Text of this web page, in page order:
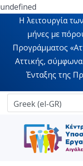
undefined
Η λειτουργία
μήνες με
Προγράμματος
Αττικής,
Ένταξης της